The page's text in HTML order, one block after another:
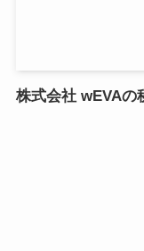
株式会社 wEVAの